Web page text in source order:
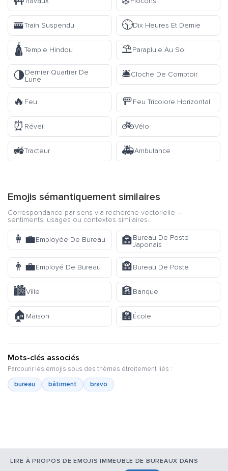
🚟Train Suspendu 🕥Dix Heures Et Demie
🛕 Temple Hindou ⛱️Parapluie Au Sol
🌗Dernier Quartier De
Lune
🛎️Cloche De Comptoir
🔥 Feu 🚥Feu Tricolore Horizontal
⏰ Réveil 🚲Vélo
🚜Tracteur 🚑Ambulance
Emojis sémantiquement similaires
Correspondance par sens via recherche vectorielle —
sentiments, usages ou contextes similaires.
👩‍💼Employée De Bureau 🏣Bureau De Poste
Japonais
👨‍💼Employé De Bureau 🏤Bureau De Poste
🏙️Ville 🏦Banque
🏠 Maison 🏫École
Mots-clés associés
Parcourir les emojis sous des thèmes étroitement liés :
bureau
bâtiment bravo
LIRE À PROPOS DE EMOJIS IMMEUBLE DE BUREAUX DANS